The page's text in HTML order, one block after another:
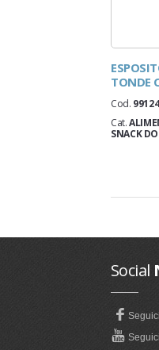
TONDE
Cod.
Cat.
SNACK
Social